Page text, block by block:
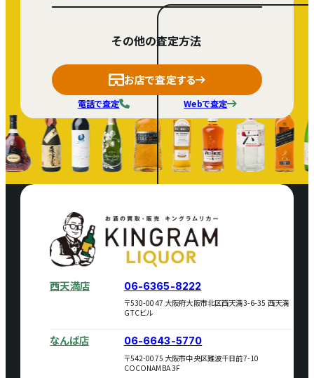
その他の査定方法
お店で査定する
Webで査定
電話で査定
西天満店 06-6365-8222
〒530-0047 大阪府大阪市北区西天満3-6-35 西天満
GTCビル
なんば店 06-6643-5770
〒542-0075 大阪市中央区難波千日前7-10
COCONAMBA 3F